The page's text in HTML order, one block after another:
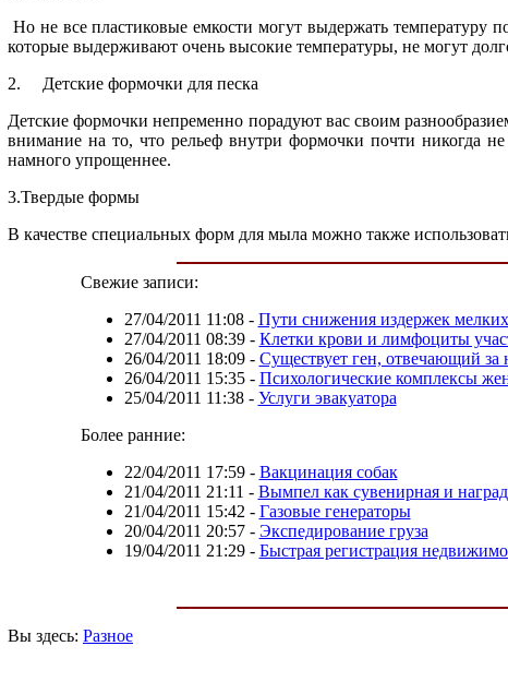
Но не все пластиковые емкости могут выдержать
которые выдерживают очень высокие температуры, не могут
2. Детские формочки для песка
Детские формочки непременно порадуют вас своим
внимание на то, что рельеф внутри формочки почти никогда
намного упрощеннее.
3.Твердые формы
В качестве специальных форм для мыла можно также
Свежие записи:
27/04/2011 11:08- Пути снижения издержек
27/04/2011 08:39- Клетки крови и лимфоциты
26/04/2011 18:09- Существует ген, отвечающий за
26/04/2011 15:35- Психологические комплексы
25/04/2011 11:38- Услуги эвакуатора
Более ранние:
22/04/2011 17:59- Вакцинация собак
21/04/2011 21:11 - Вымпел как сувенирная и
21/04/2011 15:42 - Газовые генераторы
20/04/2011 20:57- Экспедирование груза
19/04/2011 21:29- Быстрая регистрация
Вы здесь: Разное